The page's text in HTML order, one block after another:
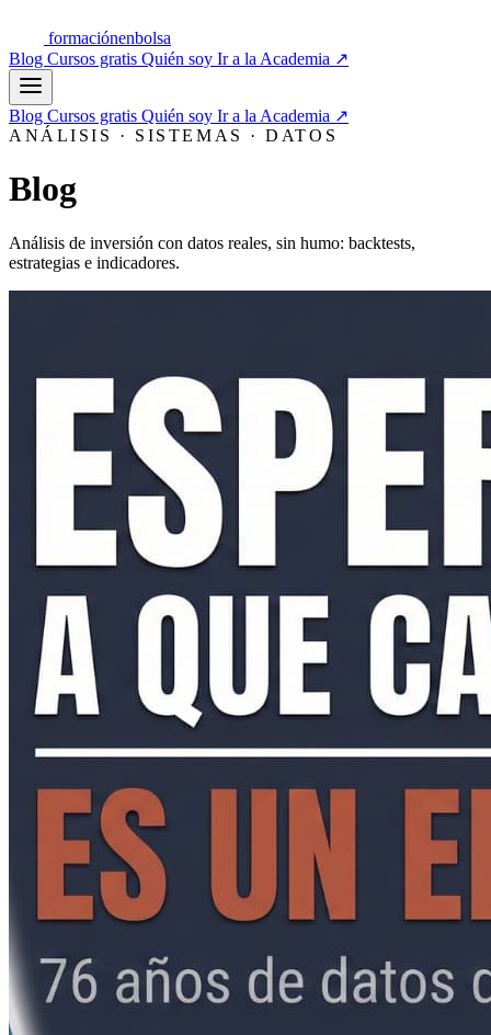
formaciónenbolsa
Blog Cursos gratis Quién soy Ir a la Academia ↗
Blog Cursos gratis Quién soy Ir a la Academia ↗
ANÁLISIS · SISTEMAS · DATOS
Blog
Análisis de inversión con datos reales, sin humo: backtests,
estrategias e indicadores.